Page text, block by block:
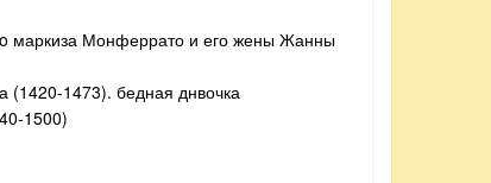
маркиза Монферрато и его жены Жанны
(1420-1473). бедная днвочка
1500)